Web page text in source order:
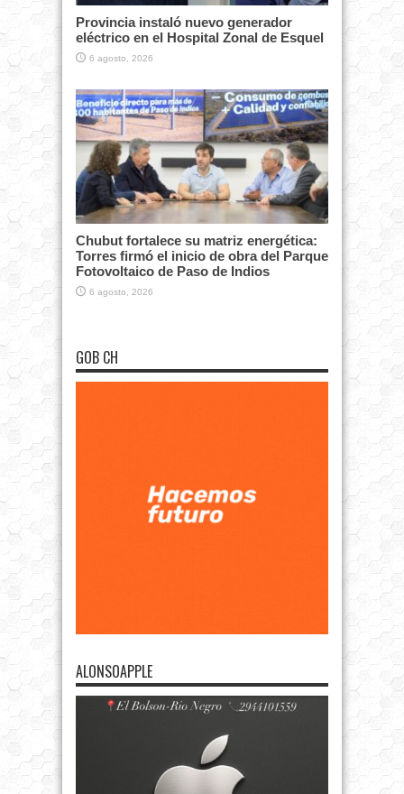
Provincia instaló nuevo generador
eléctrico en el Hospital Zonal de Esquel
6 agosto, 2026
Chubut fortalece su matriz energética:
Torres firmó el inicio de obra del Parque
Fotovoltaico de Paso de Indios
6 agosto, 2026
GOB CH
ALONSOAPPLE